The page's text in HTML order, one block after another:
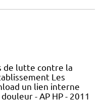
de lutte contre la
Les
un lien interne
- AP HP - 2011